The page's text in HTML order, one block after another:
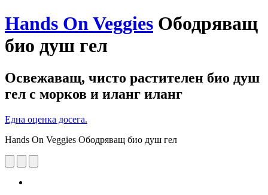
Hands On Veggies Ободряващ
био душ гел
Освежаващ, чисто растителен био душ
гел с морков и иланг иланг
Една оценка досега.
Hands On Veggies Ободряващ био душ гел